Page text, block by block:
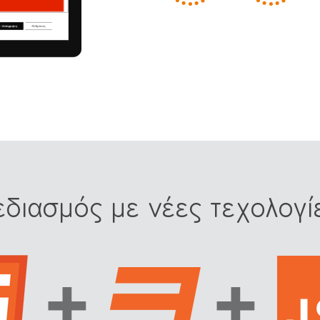
με νέες